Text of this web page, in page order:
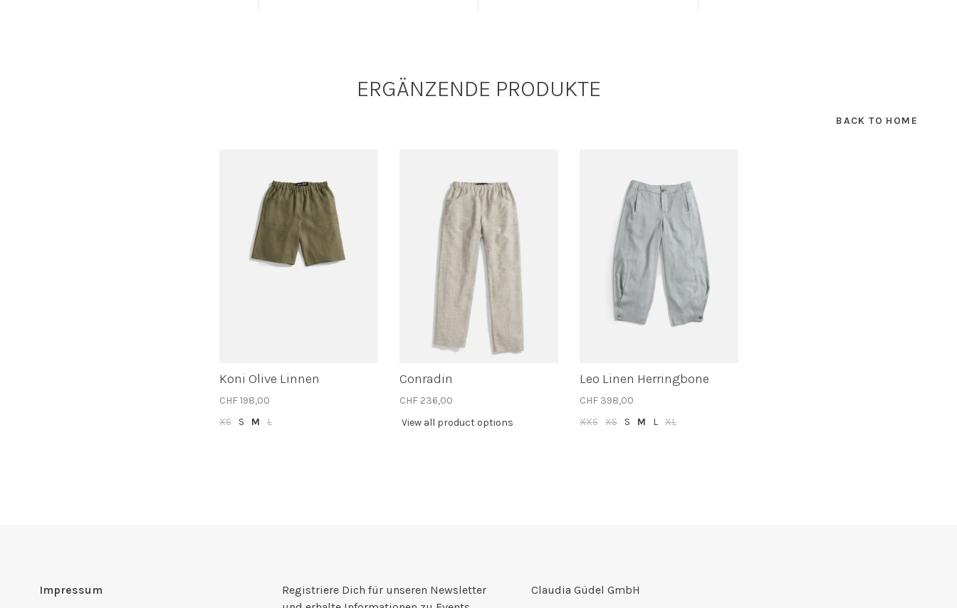
ERGÄNZENDE PRODUKTE
BACK TO HOME
Koni Olive Linnen
CHF 198,00
XS
S M L
Conradin
CHF 236,00
View all product options
Leo Linen Herringbone
CHF 398,00
XXS
XS S M L XL
Impressum
Registriere Dich für unseren Newsletter
Claudia Güdel GmbH